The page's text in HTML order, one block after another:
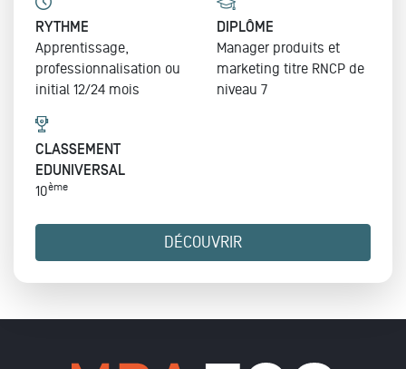
RYTHME
Apprentissage,
professionnalisation ou
initial 12/24 mois
DIPLÔME
Manager produits et
marketing titre RNCP de
niveau 7
CLASSEMENT
EDUNIVERSAL
10ème
DÉCOUVRIR